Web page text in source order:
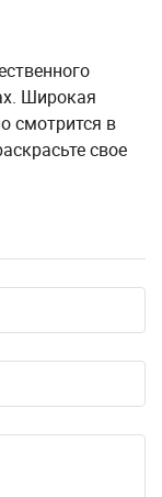
Широкая
смотрится в
свое